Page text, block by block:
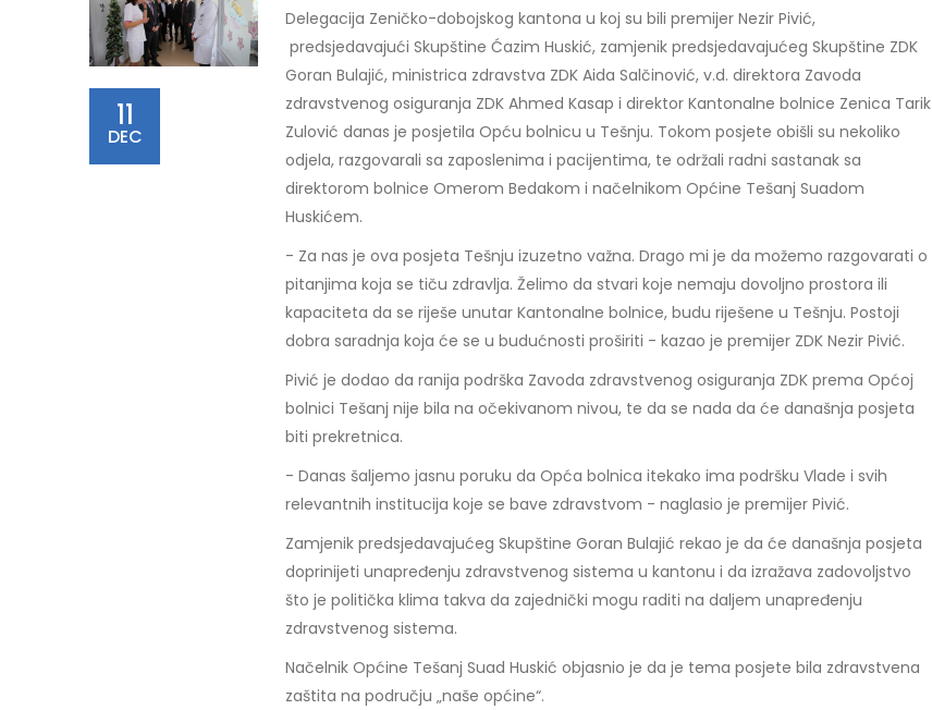
11
DEC
Delegacija Zeničko-dobojskog kantona u koj su bili premijer Nezir Pivić,
predsjedavajući Skupštine Ćazim Huskić, zamjenik predsjedavajućeg Skupštine ZDK
Goran Bulajić, ministrica zdravstva ZDK Aida Salčinović, v.d. direktora Zavoda
zdravstvenog osiguranja ZDK Ahmed Kasap i direktor Kantonalne bolnice Zenica Tarik
Zulović danas je posjetila Opću bolnicu u Tešnju. Tokom posjete obišli su nekoliko
odjela, razgovarali sa zaposlenima i pacijentima, te održali radni sastanak sa
direktorom bolnice Omerom Bedakom i načelnikom Općine Tešanj Suadom
Huskićem.
- Za nas je ova posjeta Tešnju izuzetno važna. Drago mi je da možemo razgovarati o
pitanjima koja se tiču zdravlja. Želimo da stvari koje nemaju dovoljno prostora ili
kapaciteta da se riješe unutar Kantonalne bolnice, budu riješene u Tešnju. Postoji
dobra saradnja koja će se u budućnosti proširiti - kazao je premijer ZDK Nezir Pivić.
Pivić je dodao da ranija podrška Zavoda zdravstvenog osiguranja ZDK prema Općoj
bolnici Tešanj nije bila na očekivanom nivou, te da se nada da će današnja posjeta
biti prekretnica.
- Danas šaljemo jasnu poruku da Opća bolnica itekako ima podršku Vlade i svih
relevantnih institucija koje se bave zdravstvom - naglasio je premijer Pivić.
Zamjenik predsjedavajućeg Skupštine Goran Bulajić rekao je da će današnja posjeta
doprinijeti unapređenju zdravstvenog sistema u kantonu i da izražava zadovoljstvo
što je politička klima takva da zajednički mogu raditi na daljem unapređenju
zdravstvenog sistema.
Načelnik Općine Tešanj Suad Huskić objasnio je da je tema posjete bila zdravstvena
zaštita na području „naše općine“.